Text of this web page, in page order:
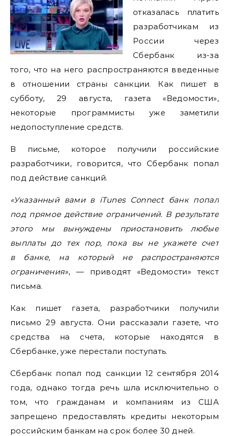
отказалась платить
разработчикам из
России через
Сбербанк из-за
того, что на него распространяются введенные
в отношении страны санкции. Как пишет в
субботу, 29 августа, газета «Ведомости»,
некоторые программисты уже заметили
недопоступление средств.
В письме, которое получили российские
разработчики, говорится, что Сбербанк попал
под действие санкций.
«Указанный вами в iTunes Connect банк попал
под прямое действие ограничений. В результате
этого мы вынуждены приостановить любые
выплаты до тех пор, пока вы не укажете счет
в банке, на который не распространяются
ограничения», — приводят «Ведомости» текст
письма.
Как пишет газета, разработчики получили
письмо 29 августа. Они рассказали газете, что
средства на счета, которые находятся в
Сбербанке, уже перестали поступать.
Сбербанк попал под санкции 12 сентября 2014
года, однако тогда речь шла исключительно о
том, что гражданам и компаниям из США
запрещено предоставлять кредиты некоторым
российским банкам на срок более 30 дней.